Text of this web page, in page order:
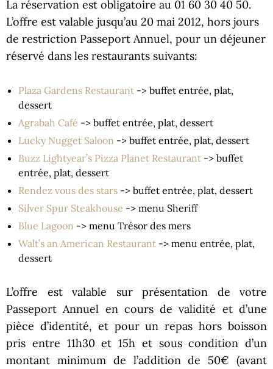
La réservation est obligatoire au 01 60 30 40 50.
L’offre est valable jusqu’au 20 mai 2012, hors jours
de restriction Passeport Annuel, pour un déjeuner
réservé dans les restaurants suivants:
Plaza Gardens Restaurant -> buffet entrée, plat,
dessert
Agrabah Café -> buffet entrée, plat, dessert
Lucky Nugget Saloon -> buffet entrée, plat, dessert
Buzz Lightyear’s Pizza Planet Restaurant -> buffet
entrée, plat, dessert
Rendez vous des stars -> buffet entrée, plat, dessert
Silver Spur Steakhouse -> menu Sheriff
Blue Lagoon -> menu Trésor des mers
Walt’s an American Restaurant -> menu entrée, plat,
dessert
L’offre est valable sur présentation de votre
Passeport Annuel en cours de validité et d’une
pièce d’identité, et pour un repas hors boisson
pris entre 11h30 et 15h et sous condition d’un
montant minimum de l’addition de 50€ (avant